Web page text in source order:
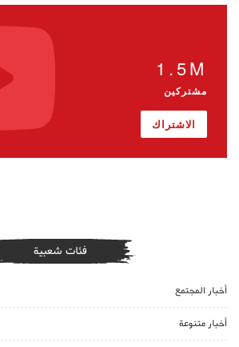
1.5M
مشتركين
الاشتراك
فئات شعبية
أخبار المجتمع
أخبار متنوعة